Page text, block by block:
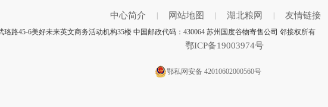
中心简介 网站地图 湖北粮网 友情链接
路45-6美好未来英文商务活动机构35楼 中国邮政代码：430064 苏州国度谷物寄售公司 邻接权所有
鄂ICP备19003974号
鄂私网安备 42010602000560号